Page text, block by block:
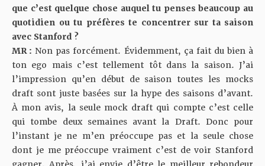
que c’est quelque chose auquel tu penses beaucoup au
quotidien ou tu préfères te concentrer sur ta saison
avec Stanford ?
MR : Non pas forcément. Évidemment, ça fait du bien à
ton ego mais c’est tellement tôt dans la saison. J’ai
l’impression qu’en début de saison toutes les mocks
draft sont juste basées sur la hype des saisons d’avant.
À mon avis, la seule mock draft qui compte c’est celle
qui tombe deux semaines avant la Draft. Donc pour
l’instant je ne m’en préoccupe pas et la seule chose
dont je me préoccupe vraiment c’est de voir Stanford